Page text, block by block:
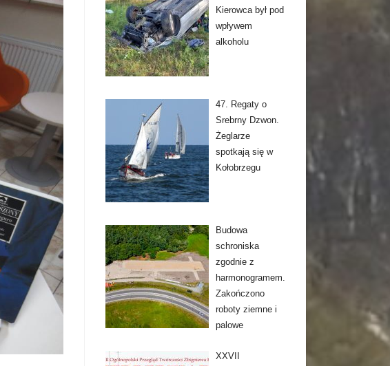
Kierowca był pod
wpływem
alkoholu
47. Regaty o
Srebrny Dzwon.
Żeglarze
spotkają się w
Kołobrzegu
Budowa
schroniska
zgodnie z
harmonogramem.
Zakończono
roboty ziemne i
palowe
XXVII